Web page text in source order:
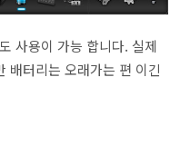
사용이 가능 합니다. 실제
배터리는 오래가는 편 이긴